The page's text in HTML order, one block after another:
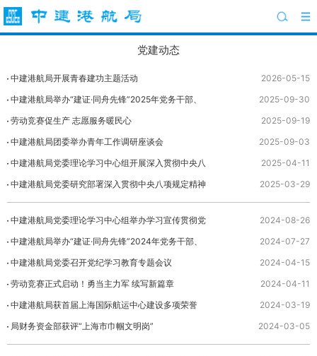
党建动态
中建港航局开展青春建功主题活动
2026-05-15
中建港航局举办“建证·同舟先锋”2025年党务干部、
党支部书记培训班
2025-09-30
劳动竞赛促生产 志愿服务暖民心
2025-09-19
中建港航局团委举办青年工作调研座谈会
2025-09-03
中建港航局党委理论学习中心组开展深入贯彻中央八
项规定精神学习教育专题研讨
2025-04-11
中建港航局党委研究部署深入贯彻中央八项规定精神
学习教育工作
2025-03-29
中建港航局党委理论学习中心组举办学习宣传贯彻党
的二十届三中全会精神专题联学会
2024-08-26
中建港航局举办“建证·同舟先锋”2024年党务干部、
党支部书记培训班
2024-07-27
中建港航局党委召开党纪学习教育专题会议
2024-04-15
劳动竞赛正式启动！勇当主力军 续写新篇章
2024-04-11
中建港航局获首届上海国际航运中心建设多项荣誉
2024-03-19
局财务资金部获评“上海市巾帼文明岗”
2024-03-05